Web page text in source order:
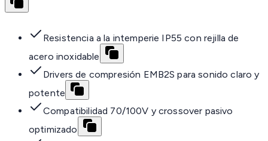
Resistencia a la intemperie IP55 con rejilla de
acero inoxidable
Drivers de compresión EMB2S para sonido claro y
potente
Compatibilidad 70/100V y crossover pasivo
optimizado